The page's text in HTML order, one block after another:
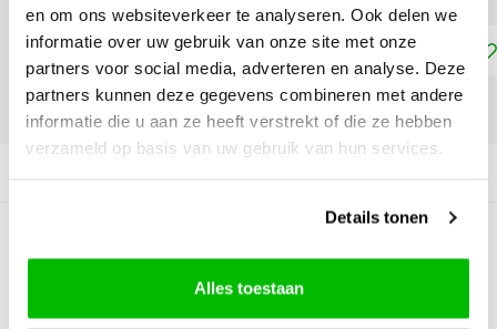
en om ons websiteverkeer te analyseren. Ook delen we
informatie over uw gebruik van onze site met onze
partners voor social media, adverteren en analyse. Deze
partners kunnen deze gegevens combineren met andere
informatie die u aan ze heeft verstrekt of die ze hebben
verzameld op basis van uw gebruik van hun services.
Details tonen
Alles toestaan
Toevoegen aan winkelwagen
DELEN: